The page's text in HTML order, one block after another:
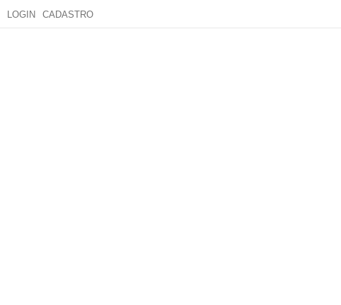
LOGIN CADASTRO